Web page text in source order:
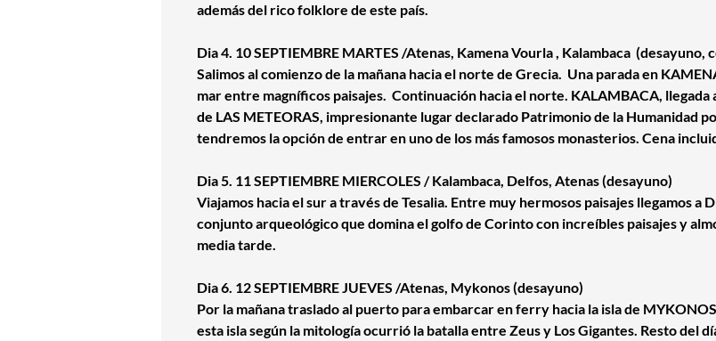
además del rico folklore de este país.
Dia 4. 10 SEPTIEMBRE MARTES /Atenas, Kamena Vourla , Kalambaca (desayuno,
Salimos al comienzo de la mañana hacia el norte de Grecia. Una parada en
mar entre magníficos paisajes. Continuación hacia el norte. KALAMBACA,
de LAS METEORAS, impresionante lugar declarado Patrimonio de la Humanidad
tendremos la opción de entrar en uno de los más famosos monasterios. Cena
Dia 5. 11 SEPTIEMBRE MIERCOLES / Kalambaca, Delfos, Atenas (desayuno)
Viajamos hacia el sur a través de Tesalia. Entre muy hermosos paisajes llegamos a
conjunto arqueológico que domina el golfo de Corinto con increíbles paisajes y
media tarde.
Dia 6. 12 SEPTIEMBRE JUEVES /Atenas, Mykonos (desayuno)
Por la mañana traslado al puerto para embarcar en ferry hacia la isla de
esta isla según la mitología ocurrió la batalla entre Zeus y Los Gigantes. Resto del